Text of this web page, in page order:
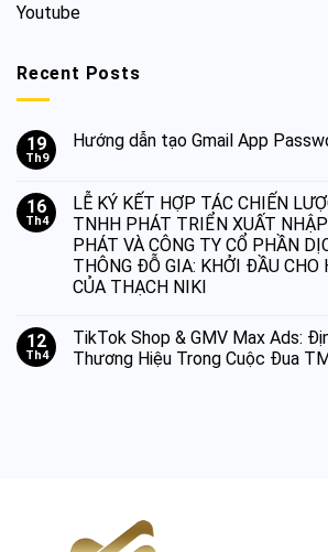
Youtube
Recent Posts
19
Th9
Hướng dẫn tạo Gmail App
16
Th4
LỄ KÝ KẾT HỢP TÁC CHIẾN
TNHH PHÁT TRIỂN XUẤT
PHÁT VÀ CÔNG TY CỔ PHẦN
THÔNG ĐỖ GIA: KHỞI ĐẦU CHO
CỦA THẠCH NIKI
12
Th4
TikTok Shop & GMV Max Ads:
Thương Hiệu Trong Cuộc Đua